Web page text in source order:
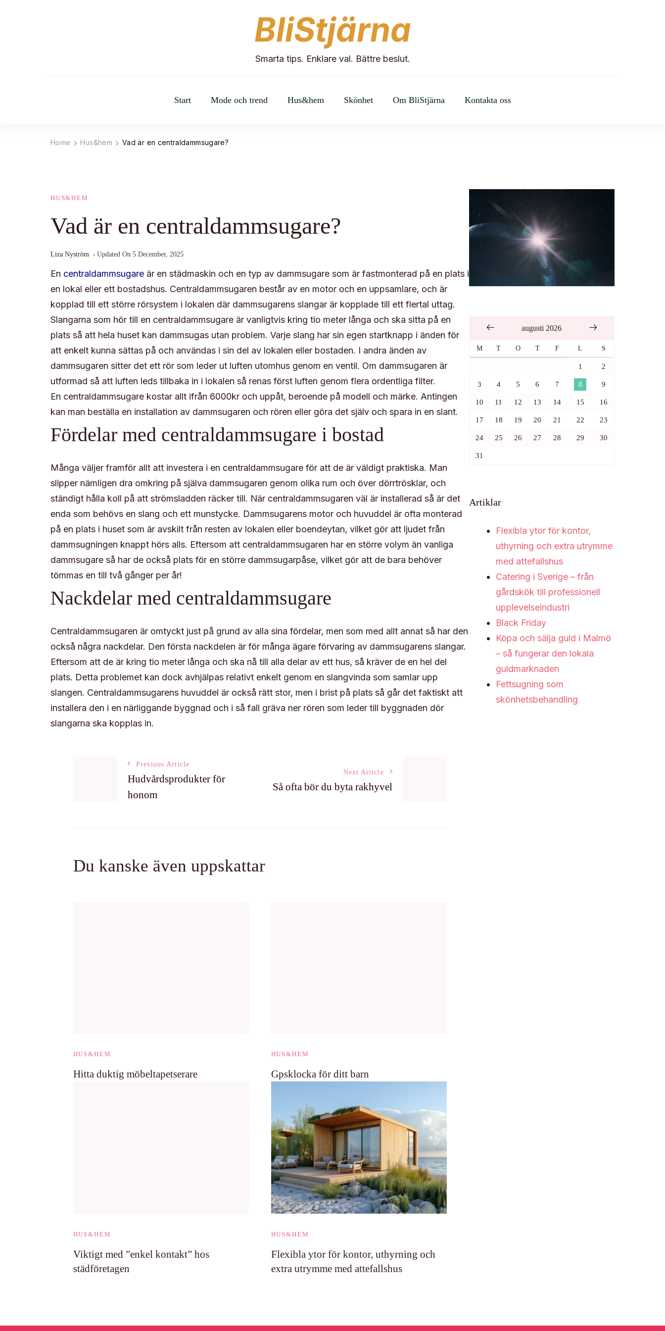
BliStjärna
Smarta tips. Enklare val. Bättre beslut.
Start Mode och trend Hus&hem Skönhet Om BliStjärna Kontakta oss
Home Hus&hem Vad är en centraldammsugare?
HUS&HEM
Vad är en centraldammsugare?
Liza Nyström Updated On 5 December, 2025
En centraldammsugare är en städmaskin och en typ av dammsugare som är fastmonterad på en plats i
en lokal eller ett bostadshus. Centraldammsugaren består av en motor och en uppsamlare, och är
kopplad till ett större rörsystem i lokalen där dammsugarens slangar är kopplade till ett flertal uttag.
Slangarna som hör till en centraldammsugare är vanligtvis kring tio meter långa och ska sitta på en
plats så att hela huset kan dammsugas utan problem. Varje slang har sin egen startknapp i änden för
att enkelt kunna sättas på och användas i sin del av lokalen eller bostaden. I andra änden av
dammsugaren sitter det ett rör som leder ut luften utomhus genom en ventil. Om dammsugaren är
utformad så att luften leds tillbaka in i lokalen så renas först luften genom flera ordentliga filter.
En centraldammsugare kostar allt ifrån 6000kr och uppåt, beroende på modell och märke. Antingen
kan man beställa en installation av dammsugaren och rören eller göra det själv och spara in en slant.
Fördelar med centraldammsugare i bostad
Många väljer framför allt att investera i en centraldammsugare för att de är väldigt praktiska. Man
slipper nämligen dra omkring på själva dammsugaren genom olika rum och över dörrtrösklar, och
ständigt hålla koll på att strömsladden räcker till. När centraldammsugaren väl är installerad så är det
enda som behövs en slang och ett munstycke. Dammsugarens motor och huvuddel är ofta monterad
på en plats i huset som är avskilt från resten av lokalen eller boendeytan, vilket gör att ljudet från
dammsugningen knappt hörs alls. Eftersom att centraldammsugaren har en större volym än vanliga
dammsugare så har de också plats för en större dammsugarpåse, vilket gör att de bara behöver
tömmas en till två gånger per år!
Nackdelar med centraldammsugare
Centraldammsugaren är omtyckt just på grund av alla sina fördelar, men som med allt annat så har den
också några nackdelar. Den första nackdelen är för många ägare förvaring av dammsugarens slangar.
Eftersom att de är kring tio meter långa och ska nå till alla delar av ett hus, så kräver de en hel del
plats. Detta problemet kan dock avhjälpas relativt enkelt genom en slangvinda som samlar upp
slangen. Centraldammsugarens huvuddel är också rätt stor, men i brist på plats så går det faktiskt att
installera den i en närliggande byggnad och i så fall gräva ner rören som leder till byggnaden dör
slangarna ska kopplas in.
Navigation
Previous Article
Hudvårdsprodukter för
honom
Next Article
Så ofta bör du byta rakhyvel
Du kanske även uppskattar
HUS&HEM
Hitta duktig möbeltapetserare
HUS&HEM
Gpsklocka för ditt barn
HUS&HEM
Viktigt med ”enkel kontakt” hos
städföretagen
HUS&HEM
Flexibla ytor för kontor, uthyrning och
extra utrymme med attefallshus
augusti 2026
M T O T F L S
1 2
3 4 5 6 7 8 9
10 11 12 13 14 15 16
17 18 19 20 21 22 23
24 25 26 27 28 29 30
31
Artiklar
Flexibla ytor för kontor,
uthyrning och extra utrymme
med attefallshus
Catering i Sverige – från
gårdskök till professionell
upplevelseindustri
Black Friday
Köpa och sälja guld i Malmö
– så fungerar den lokala
guldmarknaden
Fettsugning som
skönhetsbehandling